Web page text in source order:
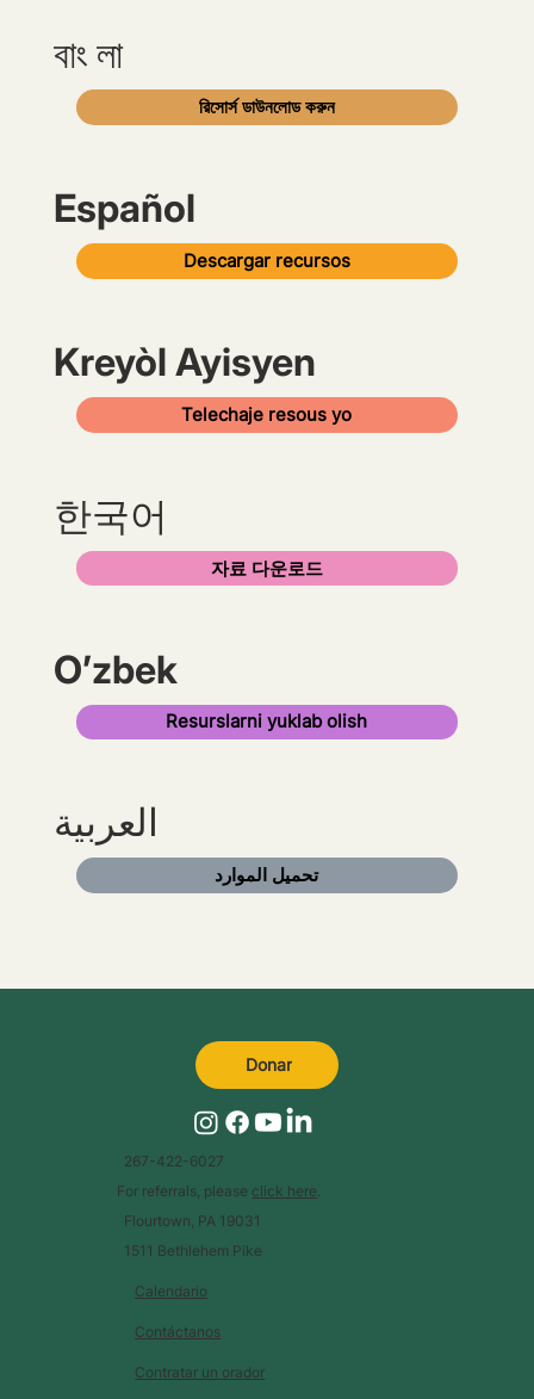
বাং লা
রিসোর্স ডাউনলোড করুন
Español
Descargar recursos
Kreyòl Ayisyen
Telechaje resous yo
한국어
자료 다운로드
O’zbek
Resurslarni yuklab olish
العربية
تحميل الموارد
Today is a Good Day
Calendario
Contáctanos
Contratar un orador
267-422-6027
For referrals, please click here
Flourtown, PA 19031
1511 Bethlehem Pike
Donar